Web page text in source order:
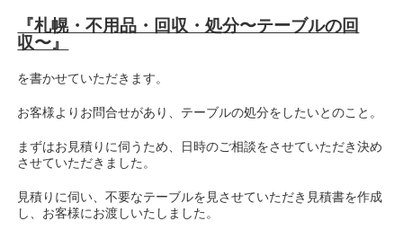
『札幌・不用品・回収・処分〜テーブルの回
収〜』
を書かせていただきます。
お客様よりお問合せがあり、テーブルの処分をしたいとのこと。
まずはお見積りに伺うため、日時のご相談をさせていただき決め
させていただきました。
見積りに伺い、不要なテーブルを見させていただき見積書を作成
し、お客様にお渡しいたしました。